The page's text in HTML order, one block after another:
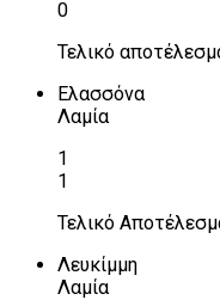
0
Τελικό
Ελασσόνα
Λαμία
1
1
Τελικό
Λευκίμμη
Λαμία